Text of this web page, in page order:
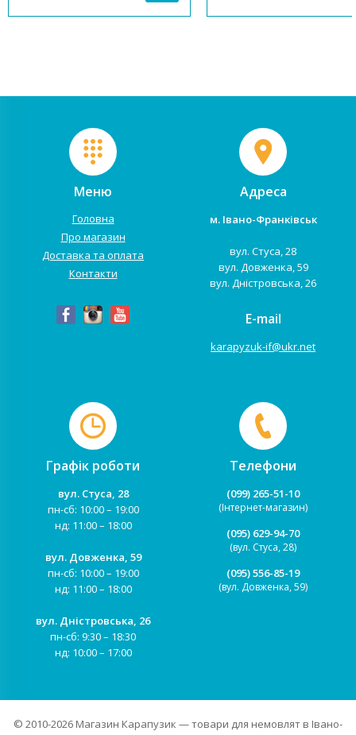
батькам можливість відпочивати
або займатися домашніми
управляється за допомогою
Меню
Головна
Про магазин
Доставка та оплата
Контакти
Адреса
м. Івано-Франківськ
вул. Стуса, 28
вул. Довженка, 59
вул. Дністровська, 26
E-mail
karapyzuk-if@ukr.net
Графік роботи
вул. Стуса, 28
пн-сб: 10:00 – 19:00
нд: 11:00 – 18:00
вул. Довженка, 59
пн-сб: 10:00 – 19:00
нд: 11:00 – 18:00
вул. Дністровська, 26
пн-сб: 9:30 – 18:30
нд: 10:00 – 17:00
Телефони
(099) 265-51-10
(Інтернет-магазин)
(095) 629-94-70
(вул. Стуса, 28)
(095) 556-85-19
(вул. Довженка, 59)
© 2010-2026 Магазин Карапузик — товари для немовлят в Івано-